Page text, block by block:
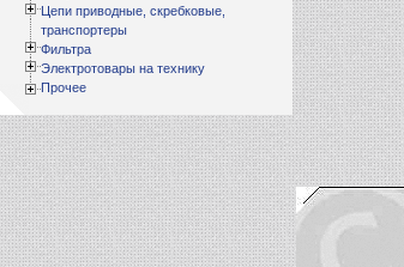
Цепи приводные, скребковые,
транспортеры
Фильтра
Электротовары на технику
Прочее